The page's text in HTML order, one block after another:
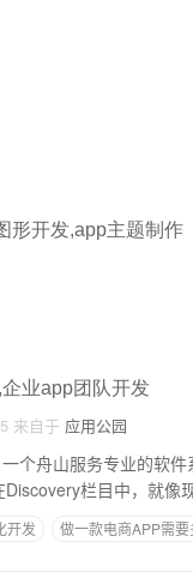
形开发,app主题制作
业app团队开发
来自于 应用公园
个舟山服务专业的软
开发 做一款电商APP需要